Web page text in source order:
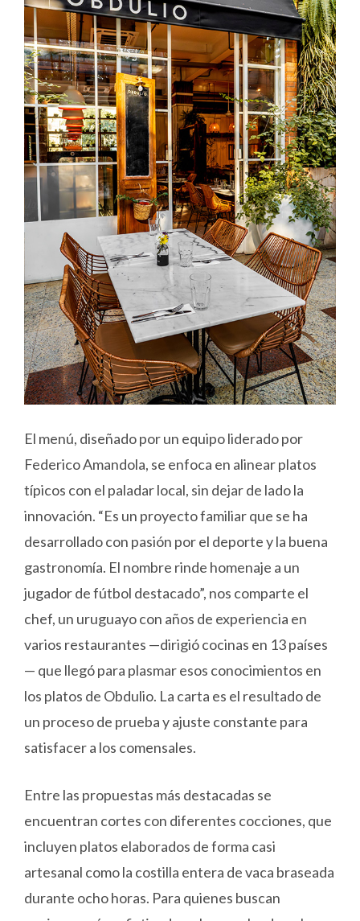
El menú, diseñado por un equipo liderado por
Federico Amandola, se enfoca en alinear platos
típicos con el paladar local, sin dejar de lado la
innovación. “Es un proyecto familiar que se ha
desarrollado con pasión por el deporte y la buena
gastronomía. El nombre rinde homenaje a un
jugador de fútbol destacado”, nos comparte el
chef, un uruguayo con años de experiencia en
varios restaurantes —dirigió cocinas en 13 países
— que llegó para plasmar esos conocimientos en
los platos de Obdulio. La carta es el resultado de
un proceso de prueba y ajuste constante para
satisfacer a los comensales.
Entre las propuestas más destacadas se
encuentran cortes con diferentes cocciones, que
incluyen platos elaborados de forma casi
artesanal como la costilla entera de vaca braseada
durante ocho horas. Para quienes buscan